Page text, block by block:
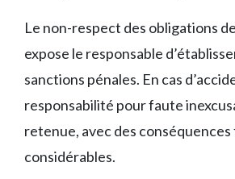
Le non-respect des obligations
expose le responsable
sanctions pénales. En cas
responsabilité pour faute
retenue, avec des
considérables.